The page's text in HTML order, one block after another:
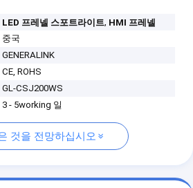
LED 프레넬 스포트라이트, HMI 프레넬
중국
GENERALINK
CE, ROHS
GL-CSJ200WS
3 - 5working 일
것을 전망하십시오